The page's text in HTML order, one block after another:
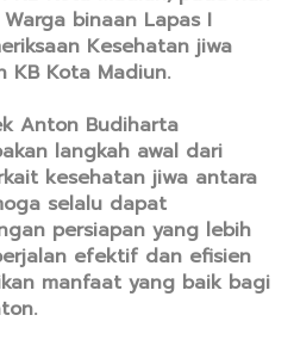
binaan Lapas I
Kesehatan jiwa
KB Kota Madiun.
Anton Budiharta
langkah awal dari
kesehatan jiwa antara
selalu dapat
persiapan yang lebih
efektif dan efisien
manfaat yang baik bagi